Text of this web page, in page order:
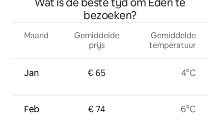
bezoeken?
Maand
Jan
Feb
Gemiddelde
prijs
€ 65
€ 74
Gemiddelde
temperatuur
4°C
6°C